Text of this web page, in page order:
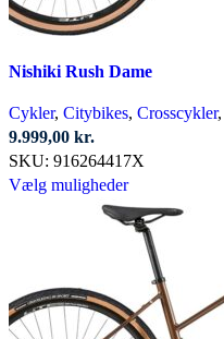
Nishiki Rush Dame
Cykler, Citybikes, Crosscykler,
9.999,00 kr.
SKU: 916264417X
Vælg mulighederDette
vare
har
flere
varianter.
Mulighederne
kan